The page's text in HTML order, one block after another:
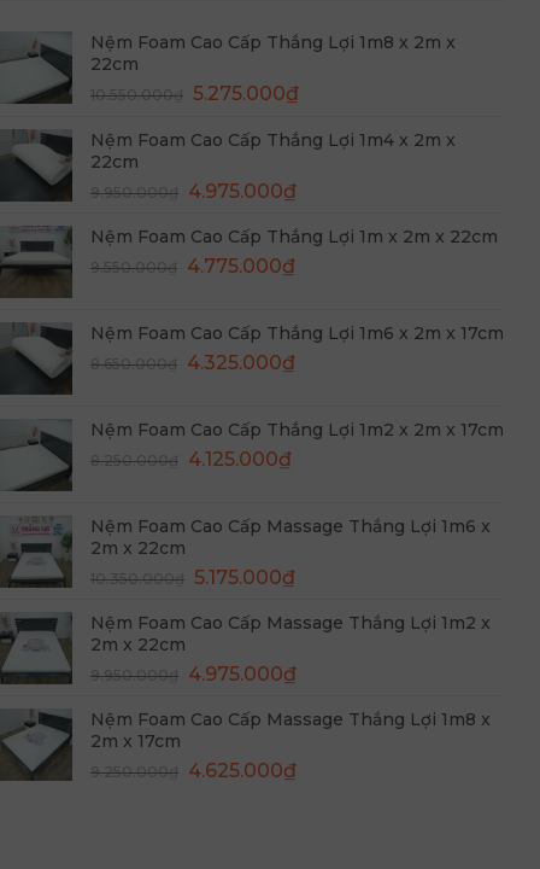
Nệm Foam Cao Cấp Thắng Lợi 1m8 x 2m x
22cm
10.550.000₫ Giá
là:
5.275.000₫Giá
tại
Nệm Foam Cao Cấp Thắng Lợi 1m4 x 2m x
22cm
9.950.000₫ Giá
là:
9.950.000₫.
4.975.000₫Giá
tại
là:
Nệm Foam Cao Cấp Thắng Lợi 1m x 2m x 22cm
9.550.000₫ Giá
9.550.000₫.
4.775.000₫Giá
là:
4.775.000₫.
Nệm Foam Cao Cấp Thắng Lợi 1m6 x 2m x 17cm
8.650.000₫ Giá
8.650.000₫.
4.325.000₫Giá
là:
Nệm Foam Cao Cấp Thắng Lợi 1m2 x 2m x 17cm
8.250.000₫ Giá
8.250.000₫.
4.125.000₫Giá
là:
Nệm Foam Cao Cấp Massage Thắng Lợi 1m6 x
2m x 22cm
10.350.000₫ Giá
là:
5.175.000₫Giá
tại
5.175.000₫.
Nệm Foam Cao Cấp Massage Thắng Lợi 1m2 x
2m x 22cm
9.950.000₫ Giá
là:
4.975.000₫Giá
tại
4.975.000₫.
Nệm Foam Cao Cấp Massage Thắng Lợi 1m8 x
2m x 17cm
9.250.000₫ Giá
4.625.000₫Giá